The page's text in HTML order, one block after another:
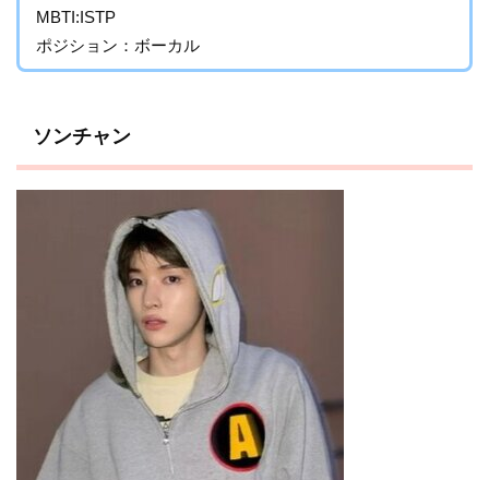
MBTI:ISTP
ポジション：ボーカル
ソンチャン